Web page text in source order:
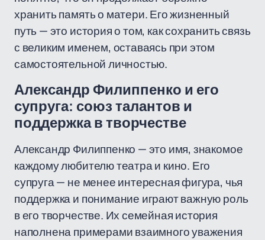
хранить память о матери. Его жизненный
путь — это история о том, как сохранить связь
с великим именем, оставаясь при этом
самостоятельной личностью.
Александр Филиппенко и его
супруга: союз талантов и
поддержка в творчестве
Александр Филиппенко — это имя, знакомое
каждому любителю театра и кино. Его
супруга — не менее интересная фигура, чья
поддержка и понимание играют важную роль
в его творчестве. Их семейная история
наполнена примерами взаимного уважения